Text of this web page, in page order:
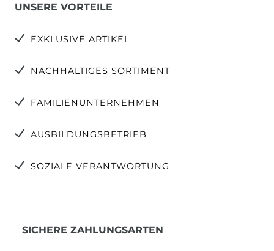
UNSERE VORTEILE
EXKLUSIVE ARTIKEL
NACHHALTIGES SORTIMENT
FAMILIENUNTERNEHMEN
AUSBILDUNGSBETRIEB
SOZIALE VERANTWORTUNG
SICHERE ZAHLUNGSARTEN